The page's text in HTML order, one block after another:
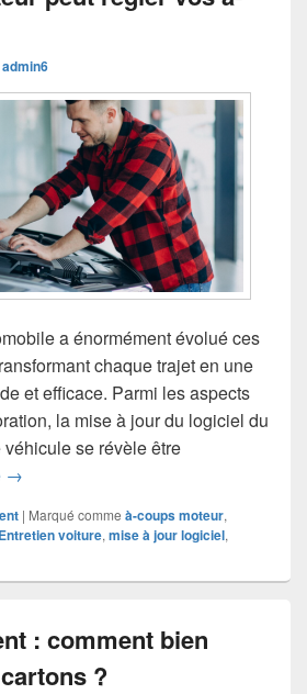
admin6
a énormément évolué ces
chaque trajet en une
et efficace. Parmi les aspects
la mise à jour du logiciel du
se révèle être
Pourquoi la mise à jour logiciel de
→
| Marqué comme à-coups moteur,
Entretien voiture, mise à jour logiciel,
: comment bien
?